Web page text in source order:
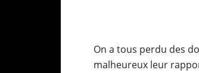
On a tous perdu des
malheureux leur